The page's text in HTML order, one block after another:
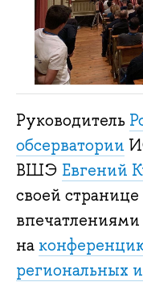
Руководитель
обсерватории
ВШЭ Евгений
своей странице
впечатлениями
на
региональных